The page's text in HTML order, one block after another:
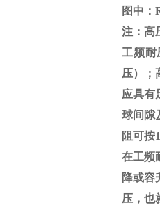
图中：
注：高
工频耐
压）；
应具有
球间隙
阻可按1
在工频
降或容
压，也